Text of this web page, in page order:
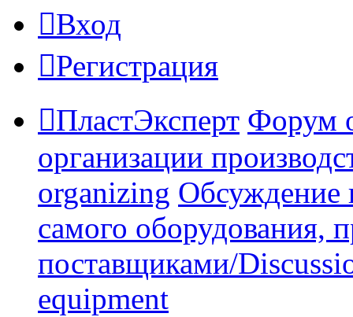
Вход
Регистрация
ПластЭксперт Форум
организации
organizing Обсуждение
самого оборудования,
поставщиками/
equipment